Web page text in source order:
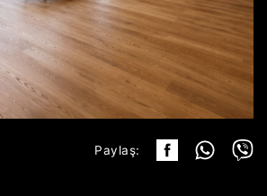
AYRINTILAR
Paylaş: